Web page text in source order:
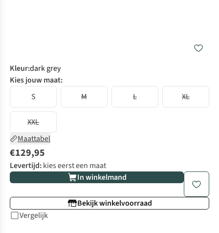
Kleur:dark grey
Kies jouw maat:
S
M L XL
XXL
Maattabel
€129,95
Levertijd:kies eerst een maat
In winkelmand
Bekijk winkelvoorraad
Vergelijk